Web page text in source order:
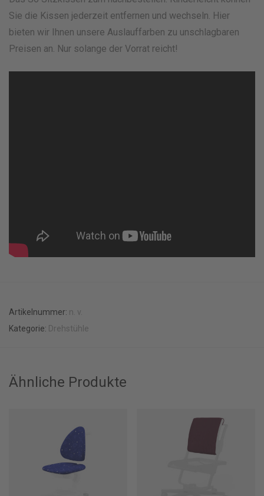
Sie die Kissen jederzeit entfernen und wechseln. Hier
bieten wir Ihnen unsere Auslauffarben zu unschlagbaren
Preisen an. Nur solange der Vorrat reicht!
Artikelnummer: n. v.
Kategorie: Drehstühle
Ähnliche Produkte